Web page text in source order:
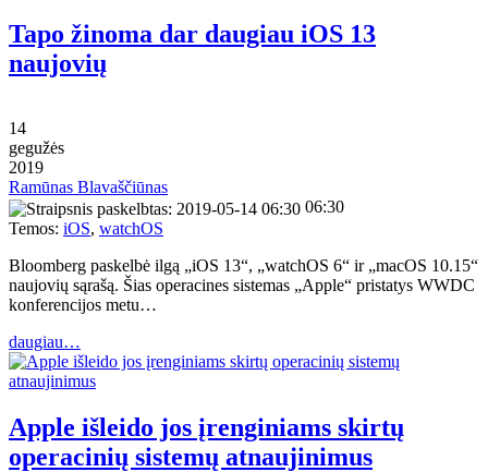
Tapo žinoma dar daugiau iOS 13
naujovių
14
gegužės
2019
Ramūnas Blavaščiūnas
06:30
Temos: iOS, watchOS
Bloomberg paskelbė ilgą „iOS 13“, „watchOS 6“ ir „macOS 10.15“
naujovių sąrašą. Šias operacines sistemas „Apple“ pristatys WWDC
konferencijos metu…
daugiau…
Apple išleido jos įrenginiams skirtų
operacinių sistemų atnaujinimus